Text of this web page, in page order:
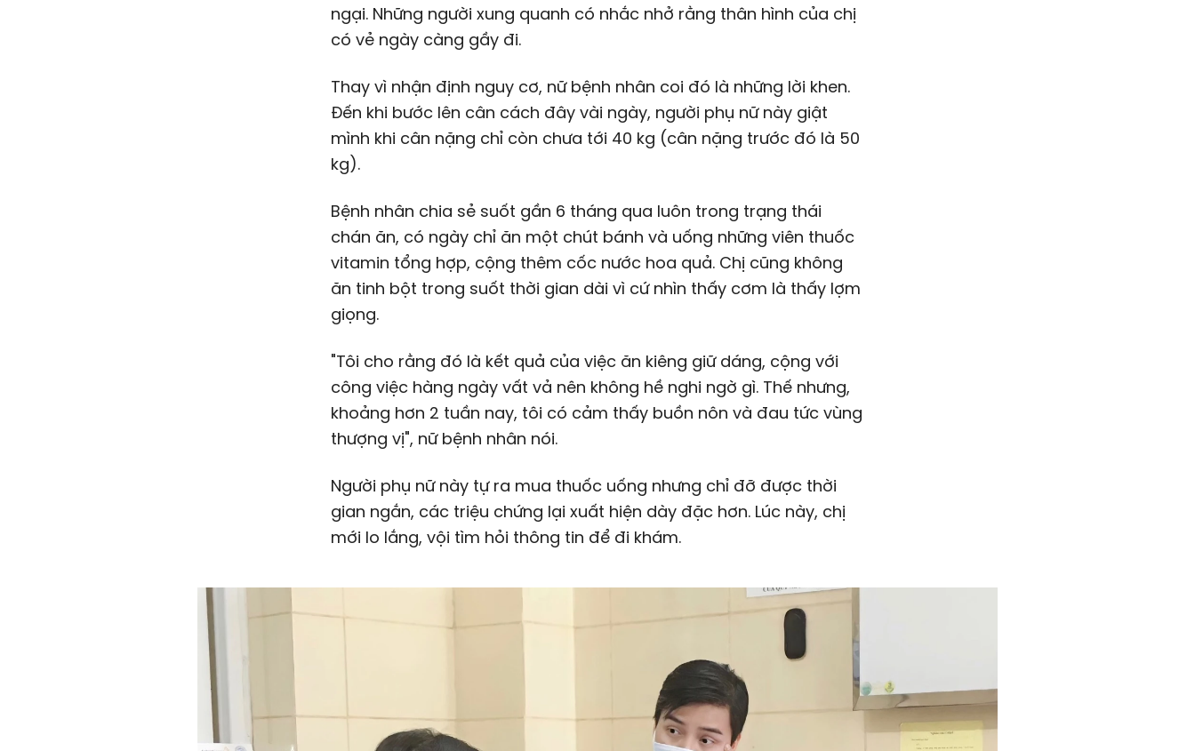
ngại. Những người xung quanh có nhắc nhở rằng thân hình của chị
có vẻ ngày càng gầy đi.
Thay vì nhận định nguy cơ, nữ bệnh nhân coi đó là những lời khen.
Đến khi bước lên cân cách đây vài ngày, người phụ nữ này giật
mình khi cân nặng chỉ còn chưa tới 40 kg (cân nặng trước đó là 50
kg).
Bệnh nhân chia sẻ suốt gần 6 tháng qua luôn trong trạng thái
chán ăn, có ngày chỉ ăn một chút bánh và uống những viên thuốc
vitamin tổng hợp, cộng thêm cốc nước hoa quả. Chị cũng không
ăn tinh bột trong suốt thời gian dài vì cứ nhìn thấy cơm là thấy lợm
giọng.
"Tôi cho rằng đó là kết quả của việc ăn kiêng giữ dáng, cộng với
công việc hàng ngày vất vả nên không hề nghi ngờ gì. Thế nhưng,
khoảng hơn 2 tuần nay, tôi có cảm thấy buồn nôn và đau tức vùng
thượng vị", nữ bệnh nhân nói.
Người phụ nữ này tự ra mua thuốc uống nhưng chỉ đỡ được thời
gian ngắn, các triệu chứng lại xuất hiện dày đặc hơn. Lúc này, chị
mới lo lắng, vội tìm hỏi thông tin để đi khám.